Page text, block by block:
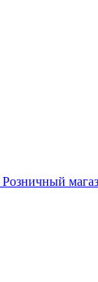
Розничный